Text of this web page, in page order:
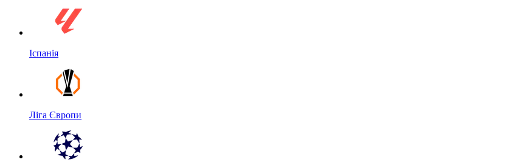
Іспанія
Ліга Європи